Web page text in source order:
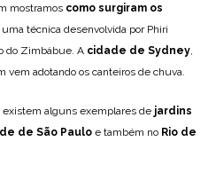
mostramos como surgiram os
uma técnica desenvolvida por Phiri
do Zimbábue. A cidade de Sydney,
vem adotando os canteiros de chuva.
existem alguns exemplares de jardins
de São Paulo e também no Rio de